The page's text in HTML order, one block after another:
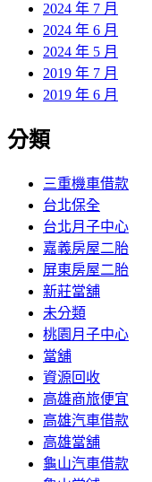
2024 年 7 月
2024 年 6 月
2024 年 5 月
2019 年 7 月
2019 年 6 月
分類
三重機車借款
台北保全
台北月子中心
嘉義房屋二胎
屏東房屋二胎
新莊當舖
未分類
桃園月子中心
當舖
資源回收
高雄商旅便宜
高雄汽車借款
高雄當舖
龜山汽車借款